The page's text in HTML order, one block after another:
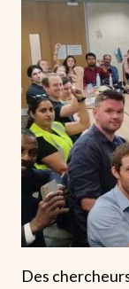
Des